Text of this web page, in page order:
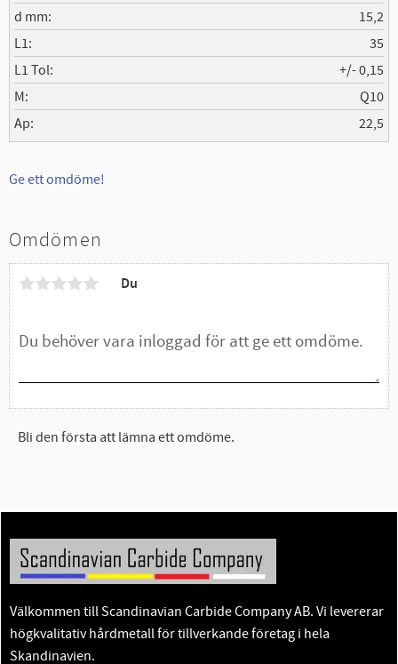
d mm
15,2
L1
35
L1 Tol
+/- 0,15
M
Q10
Ap
22,5
Ge ett omdöme!
Omdömen
Du
Bli den första att lämna ett omdöme.
Välkommen till Scandinavian Carbide Company AB. Vi levererar
högkvalitativ hårdmetall för tillverkande företag i hela
Skandinavien.